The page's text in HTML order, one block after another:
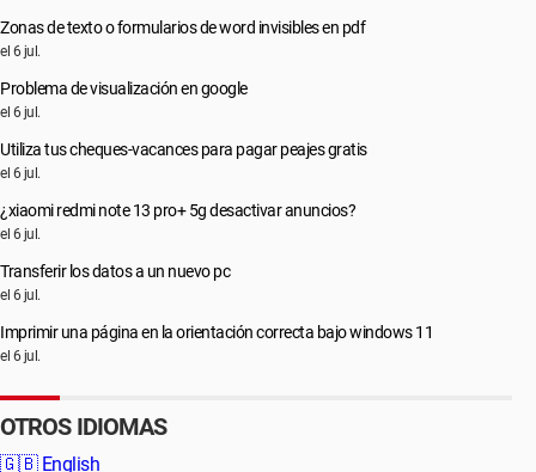
Zonas de texto o formularios de word invisibles en pdf
el 6 jul.
Problema de visualización en google
el 6 jul.
Utiliza tus cheques-vacances para pagar peajes gratis
el 6 jul.
¿xiaomi redmi note 13 pro+ 5g desactivar anuncios?
el 6 jul.
Transferir los datos a un nuevo pc
el 6 jul.
Imprimir una página en la orientación correcta bajo windows 11
el 6 jul.
OTROS IDIOMAS
🇬🇧 English